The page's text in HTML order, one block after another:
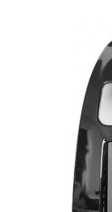
Viva (JF) 2005-